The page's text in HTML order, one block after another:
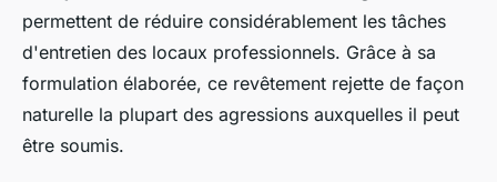
permettent de réduire considérablement les tâches
d'entretien des locaux professionnels. Grâce à sa
formulation élaborée, ce revêtement rejette de façon
naturelle la plupart des agressions auxquelles il peut
être soumis.